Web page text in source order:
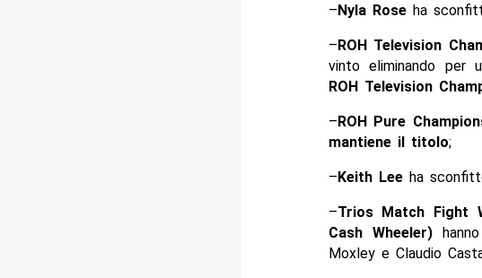
–Nyla Rose ha
–ROH Television
vinto eliminando per
ROH Television
–ROH Pure
mantiene il titolo;
–Keith Lee ha
–Trios Match Fight
Cash Wheeler)
Moxley e Claudio